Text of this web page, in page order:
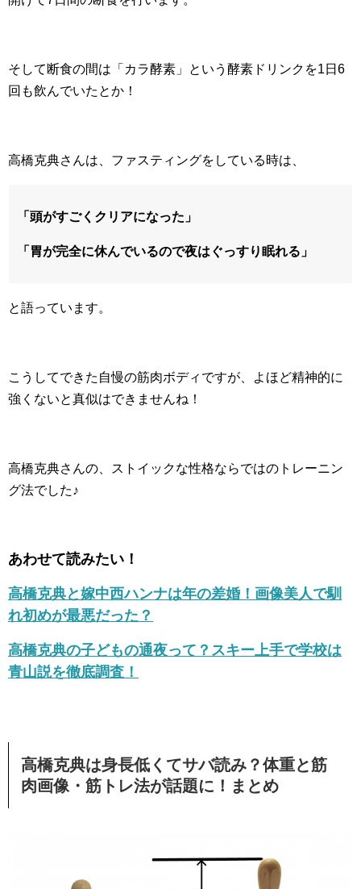
そして断食の間は「カラ酵素」という酵素ドリンクを1日6
回も飲んでいたとか！
高橋克典さんは、ファスティングをしている時は、
「頭がすごくクリアになった」
「胃が完全に休んでいるので夜はぐっすり眠れる」
と語っています。
こうしてできた自慢の筋肉ボディですが、よほど精神的に
強くないと真似はできませんね！
高橋克典さんの、ストイックな性格ならではのトレーニン
グ法でした♪
あわせて読みたい！
高橋克典と嫁中西ハンナは年の差婚！画像美人で馴
れ初めが最悪だった？
高橋克典の子どもの通夜って？スキー上手で学校は
青山説を徹底調査！
高橋克典は身長低くてサバ読み？体重と筋
肉画像・筋トレ法が話題に！まとめ